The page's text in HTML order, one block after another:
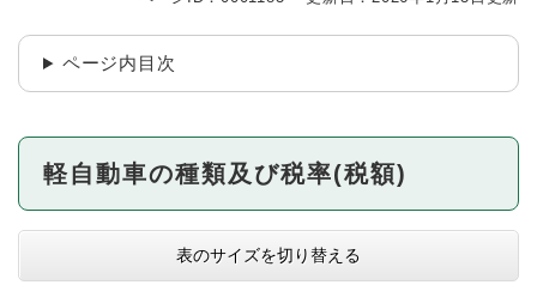
ページ内目次
軽自動車の種類及び税率(税額)
表のサイズを切り替える